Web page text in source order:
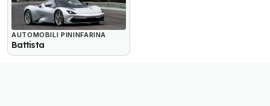
AUTOMOBILI PININFARINA
Battista